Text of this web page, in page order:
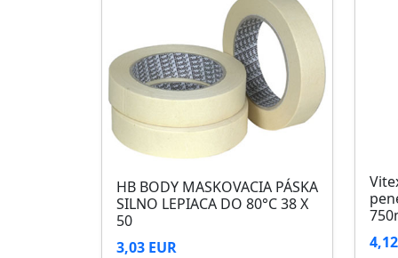
48 mesiacov v orig. uzavretých obaloch
HB BODY MASKOVACIA PÁSKA
SILNO LEPIACA DO 80°C 38 X
50
3,03 EUR